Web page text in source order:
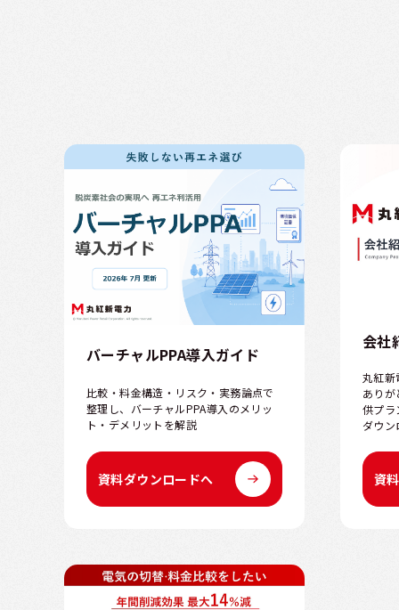
バーチャルPPA導入ガイド
比較・料金構造・リスク・実務論点で
整理し、バーチャルPPA導入のメリッ
ト・デメリットを解説
資料ダウンロードへ
会社
丸紅新
あり
供プラ
ダウン
資